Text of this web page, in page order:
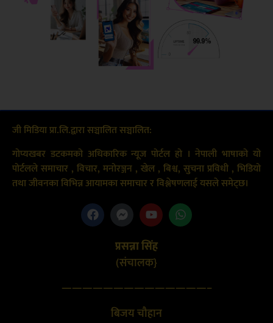
जी मिडिया प्रा.लि.द्वारा सञ्चालित सञ्चालित:
गोप्यखबर डटकमको अधिकारिक न्यूज पोर्टल हो । नेपाली भाषाको यो
पोर्टलले समाचार , विचार, मनोरञ्जन , खेल , बिश्व, सुचना प्रविधी , भिडियो
तथा जीवनका विभिन्न आयामका समाचार र विश्लेषणलाई यसले समेट्छ।
प्रसन्ना सिंह
(संचालक}
——————————————–
बिजय चौहान